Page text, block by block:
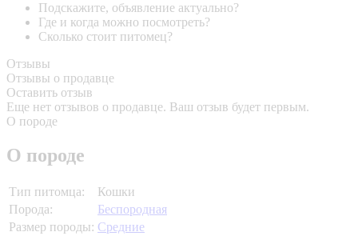
Подскажите, объявление актуально?
Где и когда можно посмотреть?
Сколько стоит питомец?
Отзывы
Отзывы о продавце
Оставить отзыв
Еще нет отзывов о продавце. Ваш отзыв будет первым.
О породе
О породе
Тип питомца:
Кошки
Порода:
Беспородная
Размер породы: Средние